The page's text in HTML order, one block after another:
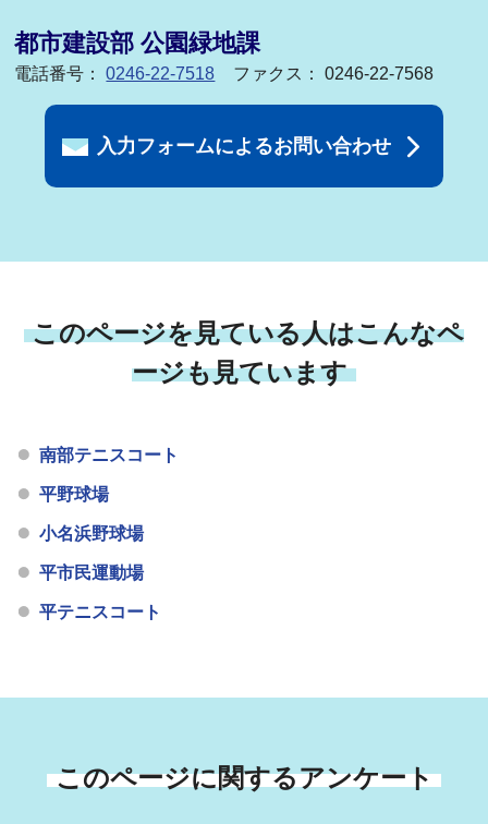
都市建設部 公園緑地課
電話番号：0246-22-7518 ファクス： 0246-22-7568
入力フォームによるお問い合わせ
このページを見ている人はこんなペ
ージも見ています
南部テニスコート
平野球場
小名浜野球場
平市民運動場
平テニスコート
このページに関するアンケート